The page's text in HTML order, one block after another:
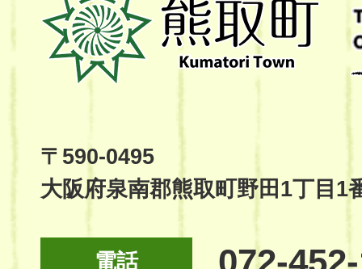
取
町
Kumatori
Site
〒590-0495
大阪府泉南郡熊取町野田1丁目1
電話